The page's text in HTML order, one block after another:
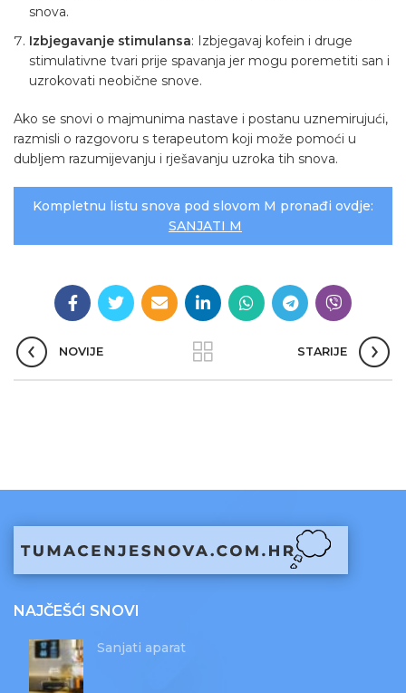
snova.
Izbjegavanje stimulansa: Izbjegavaj kofein i druge
stimulativne tvari prije spavanja jer mogu poremetiti san i
uzrokovati neobične snove.
Ako se snovi o majmunima nastave i postanu uznemirujući,
razmisli o razgovoru s terapeutom koji može pomoći u
dubljem razumijevanju i rješavanju uzroka tih snova.
Kompletnu listu snova pod slovom M pronađi ovdje:
SANJATI M
NOVIJE STARIJE
NAJČEŠĆI SNOVI
Sanjati aparat